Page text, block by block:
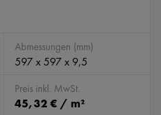
Abmessungen (mm)
597 x 597 x 9,5
Preis inkl. MwSt.
45,32 € / m²